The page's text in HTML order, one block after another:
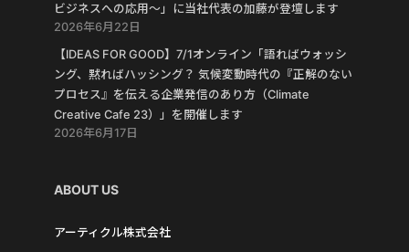
ビジネスへの応用〜」に当社代表の加藤が登壇します
2026年6月22日
【IDEAS FOR GOOD】7/1オンライン「語ればウォッシ
ング、黙ればハッシング？ 気候変動時代の『正解のない
プロセス』を伝える企業発信のあり方（Climate
Creative Cafe 23）」を開催します
2026年6月17日
ABOUT US
アーティクル株式会社